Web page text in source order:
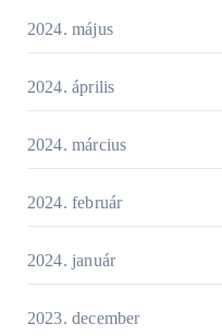
2024. május
2024. április
2024. március
2024. február
2024. január
2023. december